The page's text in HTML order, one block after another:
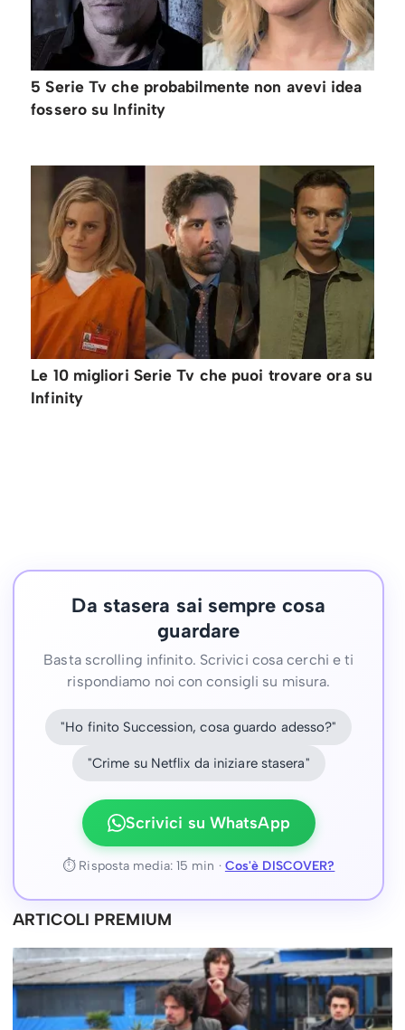
5 Serie Tv che probabilmente non avevi idea
fossero su Infinity
Le 10 migliori Serie Tv che puoi trovare ora su
Infinity
Da stasera sai sempre cosa
guardare
Basta scrolling infinito. Scrivici cosa cerchi e ti
rispondiamo noi con consigli su misura.
"Ho finito Succession, cosa guardo adesso?"
"Crime su Netflix da iniziare stasera"
Scrivici su WhatsApp
⏱ Risposta media: 15 min · Cos'è DISCOVER?
ARTICOLI PREMIUM